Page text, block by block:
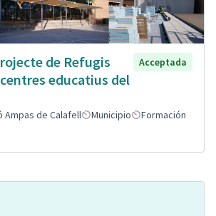
de Refugis
educatius del
Acceptada
Ampas de Calafell Municipio
Formación